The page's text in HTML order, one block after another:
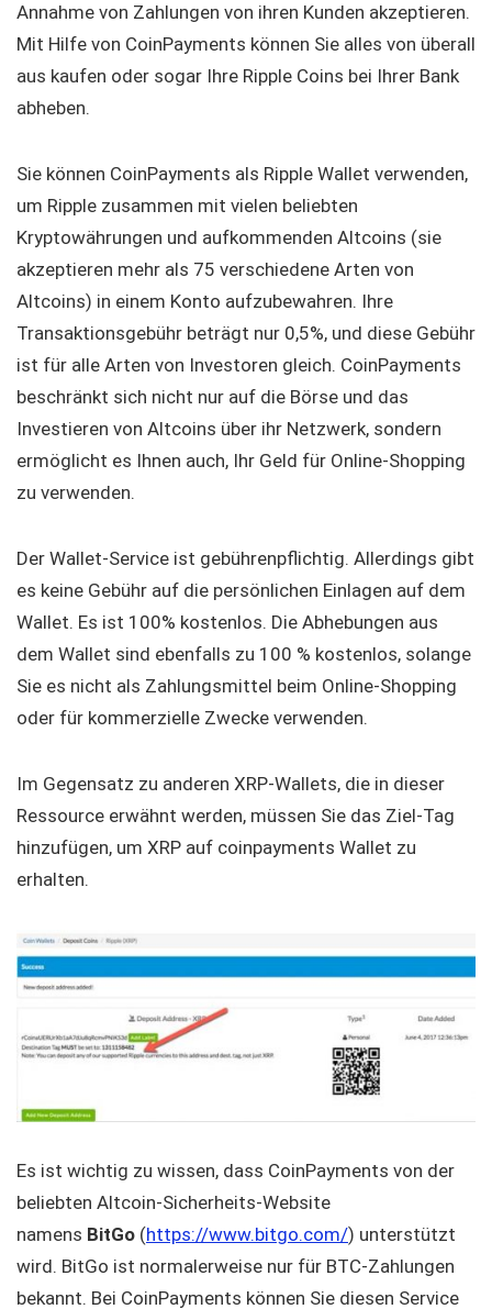
Annahme von Zahlungen von ihren Kunden akzeptieren.
Mit Hilfe von CoinPayments können Sie alles von überall
aus kaufen oder sogar Ihre Ripple Coins bei Ihrer Bank
abheben.
Sie können CoinPayments als Ripple Wallet verwenden,
um Ripple zusammen mit vielen beliebten
Kryptowährungen und aufkommenden Altcoins (sie
akzeptieren mehr als 75 verschiedene Arten von
Altcoins) in einem Konto aufzubewahren. Ihre
Transaktionsgebühr beträgt nur 0,5%, und diese Gebühr
ist für alle Arten von Investoren gleich. CoinPayments
beschränkt sich nicht nur auf die Börse und das
Investieren von Altcoins über ihr Netzwerk, sondern
ermöglicht es Ihnen auch, Ihr Geld für Online-Shopping
zu verwenden.
Der Wallet-Service ist gebührenpflichtig. Allerdings gibt
es keine Gebühr auf die persönlichen Einlagen auf dem
Wallet. Es ist 100% kostenlos. Die Abhebungen aus
dem Wallet sind ebenfalls zu 100 % kostenlos, solange
Sie es nicht als Zahlungsmittel beim Online-Shopping
oder für kommerzielle Zwecke verwenden.
Im Gegensatz zu anderen XRP-Wallets, die in dieser
Ressource erwähnt werden, müssen Sie das Ziel-Tag
hinzufügen, um XRP auf coinpayments Wallet zu
erhalten.
Es ist wichtig zu wissen, dass CoinPayments von der
beliebten Altcoin-Sicherheits-Website
namens BitGo (https://www.bitgo.com/) unterstützt
wird. BitGo ist normalerweise nur für BTC-Zahlungen
bekannt. Bei CoinPayments können Sie diesen Service